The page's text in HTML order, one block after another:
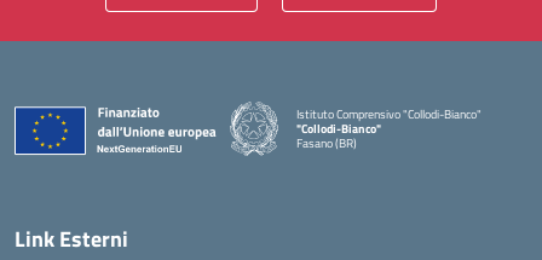
Istituto Comprensivo "Collodi-Bianco"
"Collodi-Bianco"
Fasano (BR)
Link Esterni